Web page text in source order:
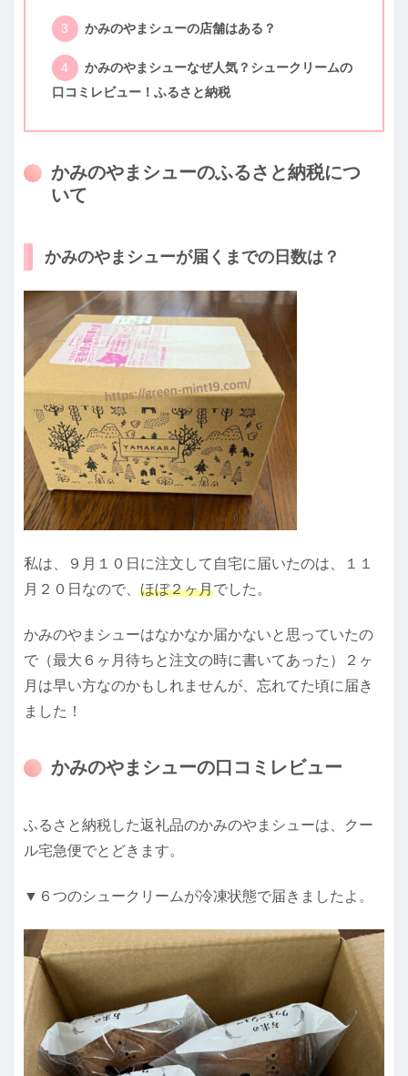
かみのやまシューの店舗はある？
かみのやまシューなぜ人気？シュークリームの
口コミレビュー！ふるさと納税
かみのやまシューのふるさと納税につ
いて
かみのやまシューが届くまでの日数は？
私は、９月１０日に注文して自宅に届いたのは、１１
月２０日なので、 ほぼ２ヶ月でした。
かみのやまシューはなかなか届かないと思っていたの
で（最大６ヶ月待ちと注文の時に書いてあった）２ヶ
月は早い方なのかもしれませんが、忘れてた頃に届き
ました！
かみのやまシューの口コミレビュー
ふるさと納税した返礼品のかみのやまシューは、クー
ル宅急便でとどきます。
▼６つのシュークリームが冷凍状態で届きましたよ。